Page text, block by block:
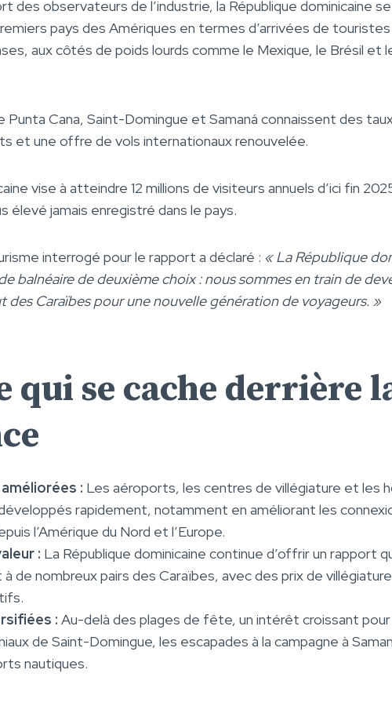
des observateurs de l’industrie, la République dominicaine
pays des Amériques en termes d’arrivées de
aux côtés de poids lourds comme le Mexique, le Brésil et
Punta Cana, Saint-Domingue et Samaná connaissent des
et une offre de vols internationaux renouvelée.
vise à atteindre 12 millions de visiteurs annuels d’ici fin
élevé jamais enregistré dans le pays.
interrogé pour le rapport a déclaré : « La République
balnéaire de deuxième choix : nous sommes en train de
des Caraïbes pour une nouvelle génération de voyageurs. »
qui se cache derrière
: Les aéroports, les centres de villégiature et les
rapidement, notamment en améliorant les
l’Amérique du Nord et l’Europe.
: La République dominicaine continue d’offrir un rapport
de nombreux pairs des Caraïbes, avec des prix de
: Au-delà des plages de fête, un intérêt croissant
de Saint-Domingue, les escapades à la campagne à
nautiques.